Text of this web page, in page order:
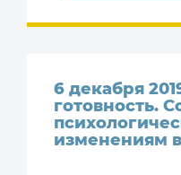
6 декабря
готовность.
изменениям